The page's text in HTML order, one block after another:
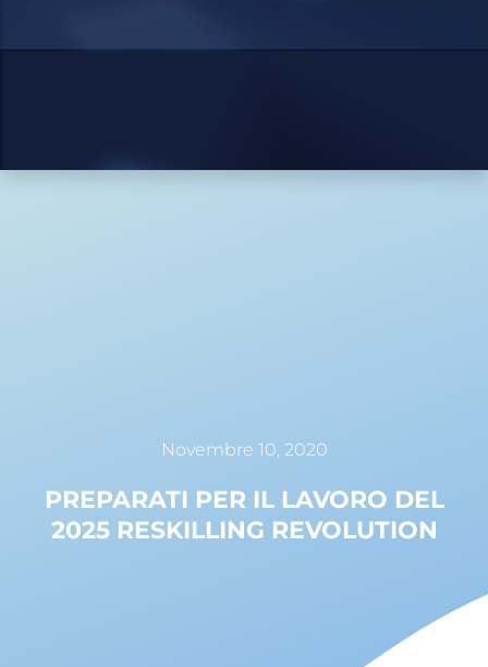
Novembre 10, 2020
PREPARATI PER IL LAVORO DEL
2025 RESKILLING REVOLUTION